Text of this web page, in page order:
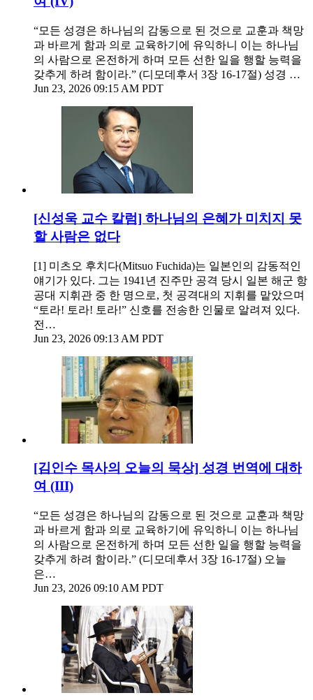
“모든 성경은 하나님의 감동으로 된 것으로 교훈과 책망
과 바르게 함과 의로 교육하기에 유익하니 이는 하나님
의 사람으로 온전하게 하며 모든 선한 일을 행할 능력을
갖추게 하려 함이라.” (디모데후서 3장 16-17절) 성경 …
Jun 23, 2026 09:15 AM PDT
[신성욱 교수 칼럼] 하나님의 은혜가 미치지 못
할 사람은 없다
[1] 미츠오 후치다(Mitsuo Fuchida)는 일본인의 감동적인
얘기가 있다. 그는 1941년 진주만 공격 당시 일본 해군 항
공대 지휘관 중 한 명으로, 첫 공격대의 지휘를 맡았으며
“토라! 토라! 토라!” 신호를 전송한 인물로 알려져 있다.
전…
Jun 23, 2026 09:13 AM PDT
[김인수 목사의 오늘의 묵상] 성경 번역에 대하
여 (III)
“모든 성경은 하나님의 감동으로 된 것으로 교훈과 책망
과 바르게 함과 의로 교육하기에 유익하니 이는 하나님
의 사람으로 온전하게 하며 모든 선한 일을 행할 능력을
갖추게 하려 함이라.” (디모데후서 3장 16-17절) 오늘
은…
Jun 23, 2026 09:10 AM PDT